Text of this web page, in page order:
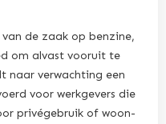
de zaak op benzine,
om alvast vooruit te
naar verwachting een
voor werkgevers die
privégebruik of woon-